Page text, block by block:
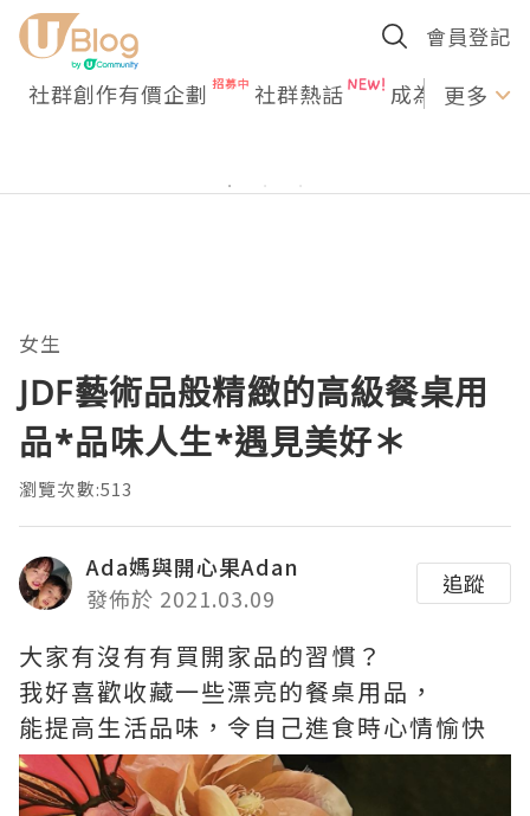
會員登記
社群創作有價企劃 社群熱話 成為U更多
女生
JDF藝術品般精緻的高級餐桌用
品*品味人生*遇見美好＊
瀏覽次數:513
Ada媽與開心果Adan
發佈於 2021.03.09
追蹤
大家有沒有有買開家品的習慣？
我好喜歡收藏一些漂亮的餐桌用品，
能提高生活品味，令自己進食時心情愉快